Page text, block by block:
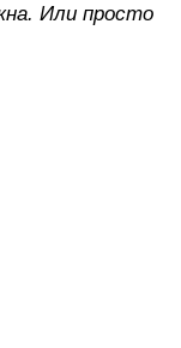
Или просто